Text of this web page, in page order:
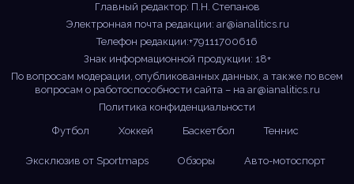
Главный редактор: П.Н. Степанов
Электронная почта редакции: ar@ianalitics.ru
Телефон редакции:+79111700616
Знак информационной продукции: 18+
По вопросам модерации, опубликованных данных, а также по всем
вопросам о работоспособности сайта – на ar@ianalitics.ru
Политика конфиденциальности
Футбол
Хоккей Баскетбол Теннис
Эксклюзив от Sportmaps Обзоры Авто-мотоспорт